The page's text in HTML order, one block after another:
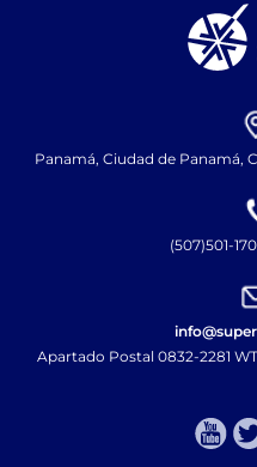
Panamá, Ciudad de Panamá,
(507)501-
Apartado Postal 0832-2281